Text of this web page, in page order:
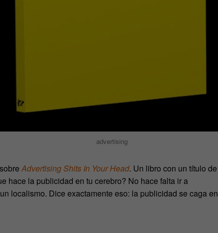
advertising
Advertising Shits In Your Head. Un libro con un título de
hace la publicidad en tu cerebro? No hace falta ir a
localismo. Dice exactamente eso: la publicidad se caga en